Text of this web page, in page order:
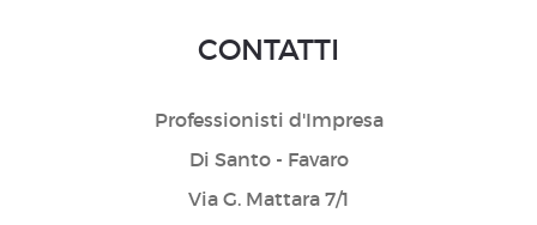
CONTATTI
Professionisti d'Impresa
Di Santo - Favaro
Via G. Mattara 7/1